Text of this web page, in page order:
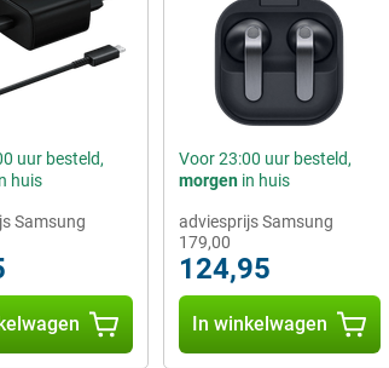
uur besteld,
huis
Samsung
Voor 23:00 uur besteld,
morgenin huis
179,00
adviesprijs Samsung
124,95
In winkelwagen